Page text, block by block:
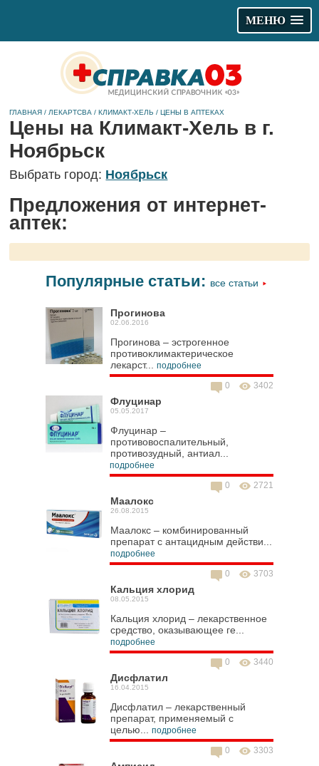
МЕНЮ
ГЛАВНАЯ / ЛЕКАРТСВА /КЛИМАКТ-ХЕЛЬ /ЦЕНЫ В АПТЕКАХ
Цены на Климакт-Хель в г.
Ноябрьск
Выбрать город: Ноябрьск
Предложения от интернет-
аптек:
Популярные статьи: все статьи
Прогинова
02.06.2016
Прогинова – эстрогенное
противоклимактерическое
лекарст... подробнее
3402
0
Флуцинар
05.05.2017
Флуцинар –
противовоспалительный,
противозудный, антиал...
подробнее
2721
0
Маалокс
26.08.2015
Маалокс – комбинированный
препарат с антацидным действи...
подробнее
3703
0
Кальция хлорид
08.05.2015
Кальция хлорид – лекарственное
средство, оказывающее ге...
подробнее
3440
0
Дисфлатил
16.04.2015
Дисфлатил – лекарственный
препарат, применяемый с
целью... подробнее
3303
0